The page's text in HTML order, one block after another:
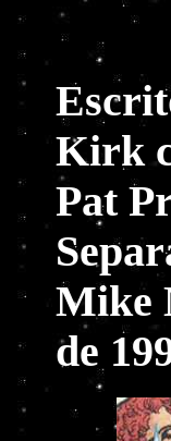
Kirk
Pat
Mike
de